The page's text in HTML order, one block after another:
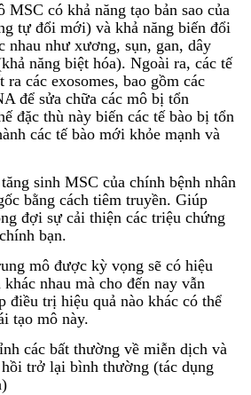
MSC có khả năng tạo bản sao của
tự đổi mới) và khả năng biến đổi
nhau như xương, sụn, gan, dây
năng biệt hóa). Ngoài ra, các tế
các exosomes, bao gồm các
để sửa chữa các mô bị tổn
đặc thù này biến các tế bào bị tổn
các tế bào mới khỏe mạnh và
sinh MSC của chính bệnh nhân
bằng cách tiêm truyền. Giúp
đợi sự cải thiện các triệu chứng
bạn.
mô được kỳ vọng sẽ có hiệu
nhau mà cho đến nay vẫn
điều trị hiệu quả nào khác có thể
tạo mô này.
các bất thường về miễn dịch và
trở lại bình thường (tác dụng